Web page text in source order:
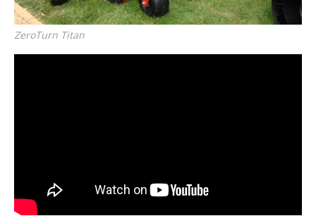
ZeroTurn Titan